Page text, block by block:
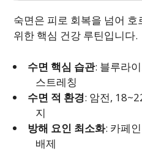
숙면은 피로 회복을 넘어
위한 핵심 건강 루틴입니다.
수면 핵심 습관: 블루라
스트레칭
수면 적 환경: 암전,
지
방해 요인 최소화: 카페
배제